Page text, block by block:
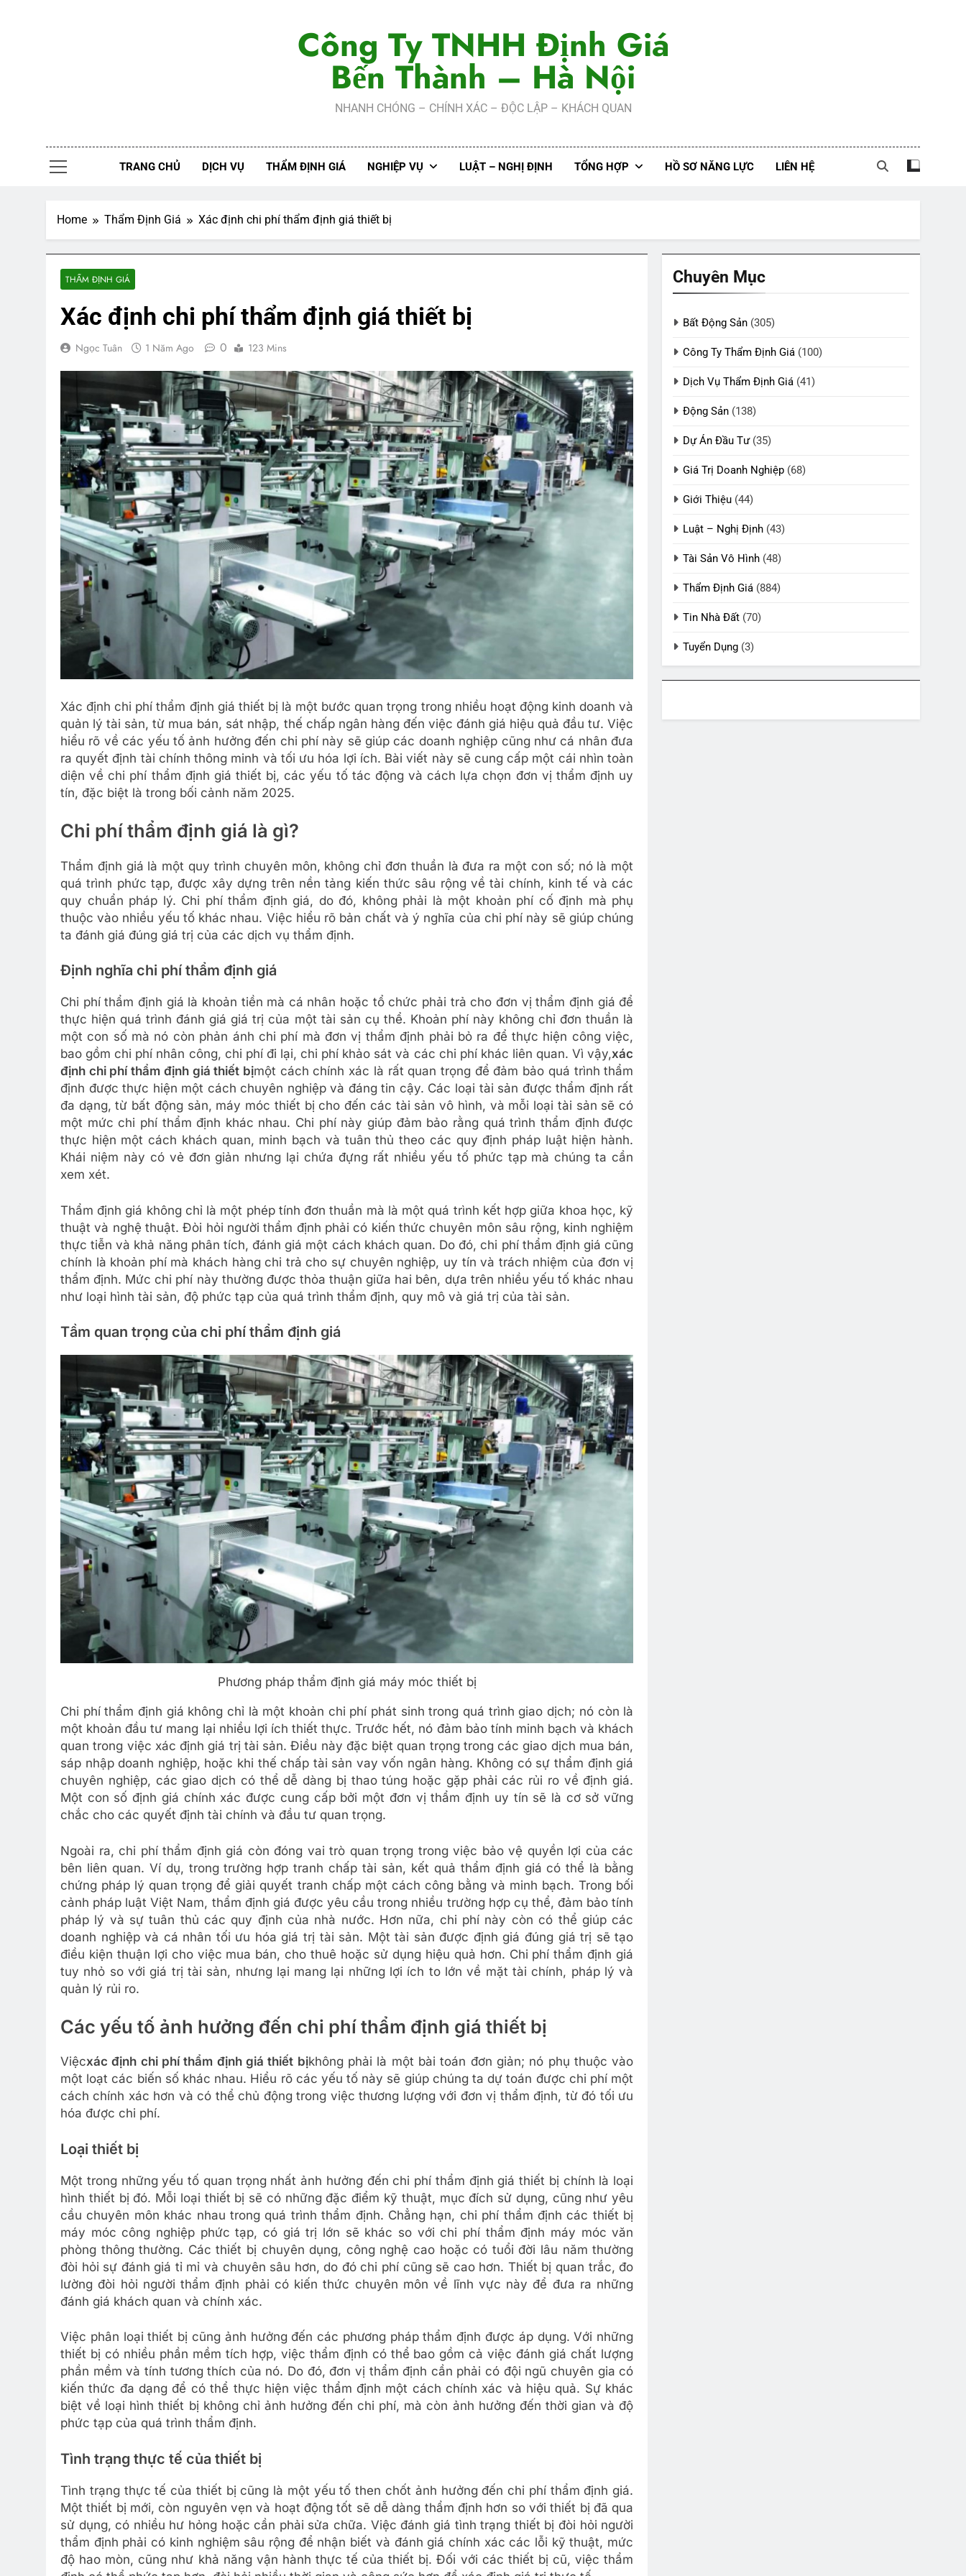
Công Ty TNHH Định Giá
Bến Thành – Hà Nội
NHANH CHÓNG – CHÍNH XÁC – ĐỘC LẬP – KHÁCH QUAN
TRANG CHỦ DỊCH VỤ THẨM ĐỊNH GIÁ NGHIỆP VỤ LUẬT – NGHỊ ĐỊNH TỔNG HỢP HỒ SƠ NĂNG LỰC LIÊN HỆ
Home Thẩm Định Giá Xác định chi phí thẩm định giá thiết bị
THẨM ĐỊNH GIÁ
Xác định chi phí thẩm định giá thiết bị
Ngọc Tuân 1 Năm Ago 0 123 Mins
Xác định chi phí thẩm định giá thiết bị là một bước quan trọng trong nhiều hoạt động kinh doanh và
quản lý tài sản, từ mua bán, sát nhập, thế chấp ngân hàng đến việc đánh giá hiệu quả đầu tư. Việc
hiểu rõ về các yếu tố ảnh hưởng đến chi phí này sẽ giúp các doanh nghiệp cũng như cá nhân đưa
ra quyết định tài chính thông minh và tối ưu hóa lợi ích. Bài viết này sẽ cung cấp một cái nhìn toàn
diện về chi phí thẩm định giá thiết bị, các yếu tố tác động và cách lựa chọn đơn vị thẩm định uy
tín, đặc biệt là trong bối cảnh năm 2025.
Chi phí thẩm định giá là gì?
Thẩm định giá là một quy trình chuyên môn, không chỉ đơn thuần là đưa ra một con số; nó là một
quá trình phức tạp, được xây dựng trên nền tảng kiến thức sâu rộng về tài chính, kinh tế và các
quy chuẩn pháp lý. Chi phí thẩm định giá, do đó, không phải là một khoản phí cố định mà phụ
thuộc vào nhiều yếu tố khác nhau. Việc hiểu rõ bản chất và ý nghĩa của chi phí này sẽ giúp chúng
ta đánh giá đúng giá trị của các dịch vụ thẩm định.
Định nghĩa chi phí thẩm định giá
Chi phí thẩm định giá là khoản tiền mà cá nhân hoặc tổ chức phải trả cho đơn vị thẩm định giá để
thực hiện quá trình đánh giá giá trị của một tài sản cụ thể. Khoản phí này không chỉ đơn thuần là
một con số mà nó còn phản ánh chi phí mà đơn vị thẩm định phải bỏ ra để thực hiện công việc,
bao gồm chi phí nhân công, chi phí đi lại, chi phí khảo sát và các chi phí khác liên quan. Vì vậy,xác
định chi phí thẩm định giá thiết bịmột cách chính xác là rất quan trọng để đảm bảo quá trình thẩm
định được thực hiện một cách chuyên nghiệp và đáng tin cậy. Các loại tài sản được thẩm định rất
đa dạng, từ bất động sản, máy móc thiết bị cho đến các tài sản vô hình, và mỗi loại tài sản sẽ có
một mức chi phí thẩm định khác nhau. Chi phí này giúp đảm bảo rằng quá trình thẩm định được
thực hiện một cách khách quan, minh bạch và tuân thủ theo các quy định pháp luật hiện hành.
Khái niệm này có vẻ đơn giản nhưng lại chứa đựng rất nhiều yếu tố phức tạp mà chúng ta cần
xem xét.
Thẩm định giá không chỉ là một phép tính đơn thuần mà là một quá trình kết hợp giữa khoa học, kỹ
thuật và nghệ thuật. Đòi hỏi người thẩm định phải có kiến thức chuyên môn sâu rộng, kinh nghiệm
thực tiễn và khả năng phân tích, đánh giá một cách khách quan. Do đó, chi phí thẩm định giá cũng
chính là khoản phí mà khách hàng chi trả cho sự chuyên nghiệp, uy tín và trách nhiệm của đơn vị
thẩm định. Mức chi phí này thường được thỏa thuận giữa hai bên, dựa trên nhiều yếu tố khác nhau
như loại hình tài sản, độ phức tạp của quá trình thẩm định, quy mô và giá trị của tài sản.
Tầm quan trọng của chi phí thẩm định giá
Phương pháp thẩm định giá máy móc thiết bị
Chi phí thẩm định giá không chỉ là một khoản chi phí phát sinh trong quá trình giao dịch; nó còn là
một khoản đầu tư mang lại nhiều lợi ích thiết thực. Trước hết, nó đảm bảo tính minh bạch và khách
quan trong việc xác định giá trị tài sản. Điều này đặc biệt quan trọng trong các giao dịch mua bán,
sáp nhập doanh nghiệp, hoặc khi thế chấp tài sản vay vốn ngân hàng. Không có sự thẩm định giá
chuyên nghiệp, các giao dịch có thể dễ dàng bị thao túng hoặc gặp phải các rủi ro về định giá.
Một con số định giá chính xác được cung cấp bởi một đơn vị thẩm định uy tín sẽ là cơ sở vững
chắc cho các quyết định tài chính và đầu tư quan trọng.
Ngoài ra, chi phí thẩm định giá còn đóng vai trò quan trọng trong việc bảo vệ quyền lợi của các
bên liên quan. Ví dụ, trong trường hợp tranh chấp tài sản, kết quả thẩm định giá có thể là bằng
chứng pháp lý quan trọng để giải quyết tranh chấp một cách công bằng và minh bạch. Trong bối
cảnh pháp luật Việt Nam, thẩm định giá được yêu cầu trong nhiều trường hợp cụ thể, đảm bảo tính
pháp lý và sự tuân thủ các quy định của nhà nước. Hơn nữa, chi phí này còn có thể giúp các
doanh nghiệp và cá nhân tối ưu hóa giá trị tài sản. Một tài sản được định giá đúng giá trị sẽ tạo
điều kiện thuận lợi cho việc mua bán, cho thuê hoặc sử dụng hiệu quả hơn. Chi phí thẩm định giá
tuy nhỏ so với giá trị tài sản, nhưng lại mang lại những lợi ích to lớn về mặt tài chính, pháp lý và
quản lý rủi ro.
Các yếu tố ảnh hưởng đến chi phí thẩm định giá thiết bị
Việcxác định chi phí thẩm định giá thiết bịkhông phải là một bài toán đơn giản; nó phụ thuộc vào
một loạt các biến số khác nhau. Hiểu rõ các yếu tố này sẽ giúp chúng ta dự toán được chi phí một
cách chính xác hơn và có thể chủ động trong việc thương lượng với đơn vị thẩm định, từ đó tối ưu
hóa được chi phí.
Loại thiết bị
Một trong những yếu tố quan trọng nhất ảnh hưởng đến chi phí thẩm định giá thiết bị chính là loại
hình thiết bị đó. Mỗi loại thiết bị sẽ có những đặc điểm kỹ thuật, mục đích sử dụng, cũng như yêu
cầu chuyên môn khác nhau trong quá trình thẩm định. Chẳng hạn, chi phí thẩm định các thiết bị
máy móc công nghiệp phức tạp, có giá trị lớn sẽ khác so với chi phí thẩm định máy móc văn
phòng thông thường. Các thiết bị chuyên dụng, công nghệ cao hoặc có tuổi đời lâu năm thường
đòi hỏi sự đánh giá tỉ mỉ và chuyên sâu hơn, do đó chi phí cũng sẽ cao hơn. Thiết bị quan trắc, đo
lường đòi hỏi người thẩm định phải có kiến thức chuyên môn về lĩnh vực này để đưa ra những
đánh giá khách quan và chính xác.
Việc phân loại thiết bị cũng ảnh hưởng đến các phương pháp thẩm định được áp dụng. Với những
thiết bị có nhiều phần mềm tích hợp, việc thẩm định có thể bao gồm cả việc đánh giá chất lượng
phần mềm và tính tương thích của nó. Do đó, đơn vị thẩm định cần phải có đội ngũ chuyên gia có
kiến thức đa dạng để có thể thực hiện việc thẩm định một cách chính xác và hiệu quả. Sự khác
biệt về loại hình thiết bị không chỉ ảnh hưởng đến chi phí, mà còn ảnh hưởng đến thời gian và độ
phức tạp của quá trình thẩm định.
Tình trạng thực tế của thiết bị
Tình trạng thực tế của thiết bị cũng là một yếu tố then chốt ảnh hưởng đến chi phí thẩm định giá.
Một thiết bị mới, còn nguyên vẹn và hoạt động tốt sẽ dễ dàng thẩm định hơn so với thiết bị đã qua
sử dụng, có nhiều hư hỏng hoặc cần phải sửa chữa. Việc đánh giá tình trạng thiết bị đòi hỏi người
thẩm định phải có kinh nghiệm sâu rộng để nhận biết và đánh giá chính xác các lỗi kỹ thuật, mức
độ hao mòn, cũng như khả năng vận hành thực tế của thiết bị. Đối với các thiết bị cũ, việc thẩm
Chuyên Mục
Bất Động Sản (305)
Công Ty Thẩm Định Giá (100)
Dịch Vụ Thẩm Định Giá (41)
Động Sản (138)
Dự Án Đầu Tư(35)
Giá Trị Doanh Nghiệp (68)
Giới Thiệu (44)
Luật – Nghị Định (43)
Tài Sản Vô Hình (48)
Thẩm Định Giá (884)
Tin Nhà Đất (70)
Tuyển Dụng (3)